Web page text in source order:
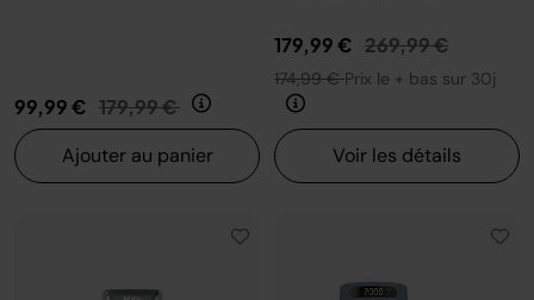
99,99 € Prix réduit de
179,99 € au
Ajouter au panier
179,99 € Prix réduit de
269,99 €au
174,99 €Prix le + bas sur 30j
Voir les détails